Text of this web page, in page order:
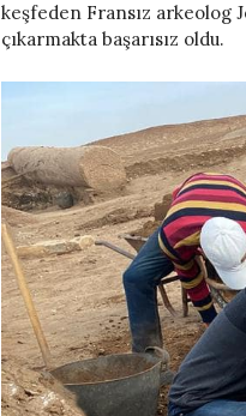
keşfeden Fransız arkeolog
çıkarmakta başarısız oldu.